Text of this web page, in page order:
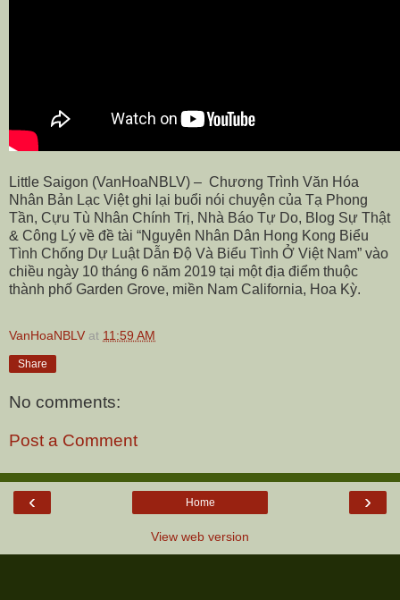
Little Saigon (VanHoaNBLV) – Chương Trình Văn Hóa
Nhân Bản Lạc Việt ghi lại buổi nói chuyện của Tạ Phong
Tần, Cựu Tù Nhân Chính Trị, Nhà Báo Tự Do, Blog Sự Thật
& Công Lý về đề tài “Nguyên Nhân Dân Hong Kong Biểu
Tình Chống Dự Luật Dẫn Độ Và Biểu Tình Ở Việt Nam” vào
chiều ngày 10 tháng 6 năm 2019 tại một địa điểm thuộc
thành phố Garden Grove, miền Nam California, Hoa Kỳ.
VanHoaNBLV at 11:59 AM
Share
No comments:
Post a Comment
‹ ›
Home
View web version